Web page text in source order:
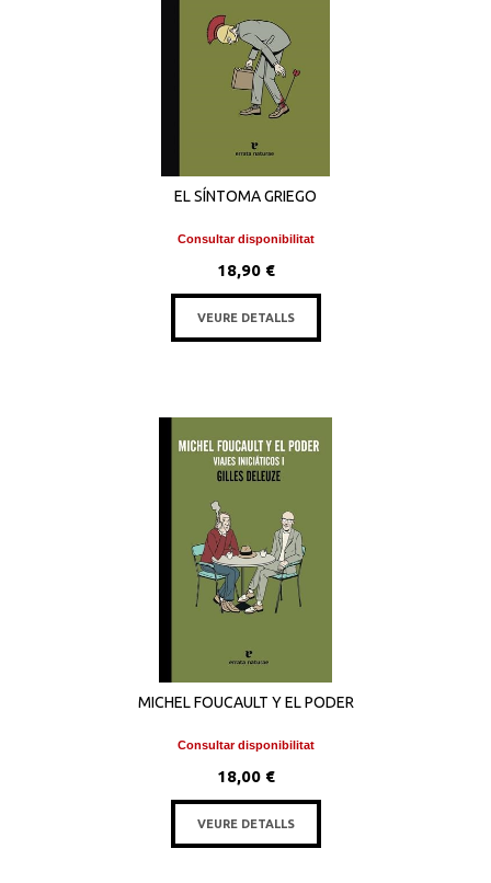
EL SÍNTOMA GRIEGO
Consultar disponibilitat
18,90 €
VEURE DETALLS
MICHEL FOUCAULT Y EL PODER
Consultar disponibilitat
18,00 €
VEURE DETALLS